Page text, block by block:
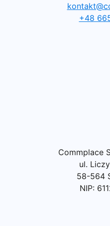
+48
Commplace
ul.
58-564
NIP: